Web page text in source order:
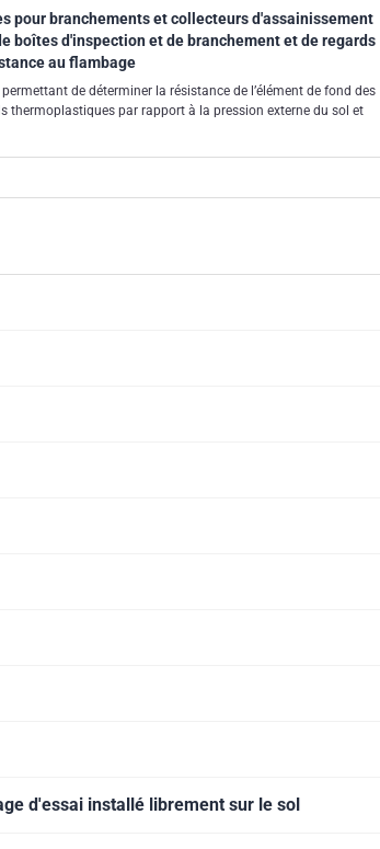
pour branchements et collecteurs d'assainissement
boîtes d'inspection et de branchement et de regards
au flambage
de déterminer la résistance de l’élément de fond des
thermoplastiques par rapport à la pression externe du sol et
d'essai installé librement sur le sol